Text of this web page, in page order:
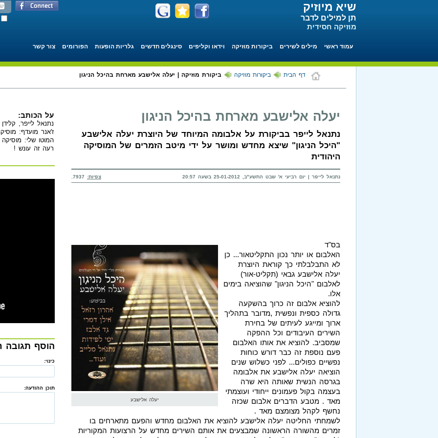
שיא מיוזיק
תן למילים לדבר
מוזיקה חסידית
עמוד ראשי מילים לשירים ביקורות מוזיקה וידאו וקליפים סינגלים חדשים גלריות הופעות הפורומים צור קשר
דף הבית ביקורות מוזיקה ביקורת מוזיקה | יעלה אלישבע מארחת בהיכל הניגון
יעלה אלישבע מארחת בהיכל הניגון
נתנאל לייפר בביקורת על אלבומה המיוחד של היוצרת יעלה אלישבע
"היכל הניגון" שיצא מחדש ומושר על ידי מיטב הזמרים של המוסיקה
היהודית
נתנאל לייפר | יום רביעי א' שבט התשע"ב, 25-01-2012 בשעה 20:57 צפיות:
יעלה אלישבע
בס"ד
האלבום או יותר נכון התקליטאור... כן
לא התבלבלתי כך קוראת היוצרת
יעלה אלישבע גבאי (תקליט-אור)
לאלבום "היכל הניגון" שהוציאה בימים
אלו.
להוציא אלבום זה כרוך בהשקעה
גדולה כספית ונפשית ,מדובר בתהליך
ארוך ומייגע לעיתים של בחירת
השירים העיבודים וכל ההפקה
שמסביב. להוציא את אותו האלבום
פעם נוספת זה כבר דורש כוחות
נפשיים כפולים... לפני כשלוש שנים
הוציאה יעלה אלישבע את אלבומה
בגרסה הנשית שאותה היא שרה
בעצמה בקול פעמונים ייחודי ועוצמתי
מאד . מטבע הדברים אלבום שכזה
נחשף לקהל מצומצם מאד .
לשמחתי החליטה יעלה אלישבע להוציא את האלבום מחדש והפעם מתארחים בו
זמרים מהשורה הראשונה שמבצעים את אותם השירים מחדש על הרצועות המקוריות
על הכותב:
נתנאל לייפר,
ז'אנר מועדף:
המוטו שלי:
רעה זה עונש !
הוסף תגובה
כינוי:
תוכן ההודעה: